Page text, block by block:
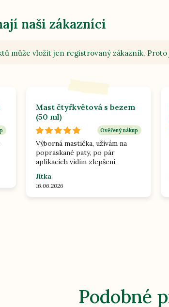
naši zákazníci
může vložit jen registrovaný zákazník. Proto
Mast čtyřkvětová s bezem
(50 ml)
Ověřený nákup
Výborná mastička, užívám na
popraskané paty, po pár
aplikacích vidím zlepšení.
Jitka
16.06.2026
Podobné